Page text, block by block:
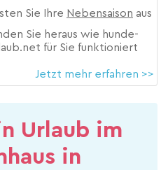
Sie Ihre Nebensaison aus
Sie heraus wie hunde-
für Sie funktioniert
Jetzt mehr erfahren >>
Urlaub im
in